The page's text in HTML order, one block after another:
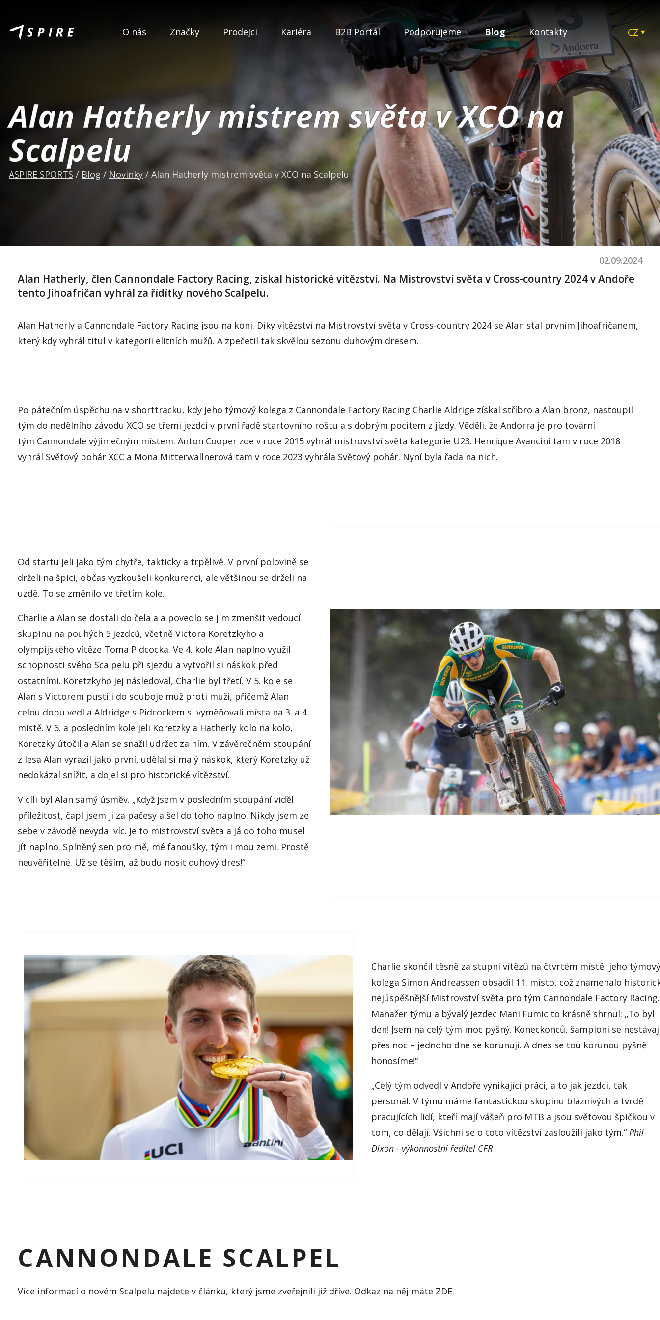
O nás Značky Prodejci Kariéra B2B Portál Podporujeme Blog Kontakty
CZ
EN
SK
HU
PL
Alan Hatherly mistrem světa v XCO na
Scalpelu
ASPIRE SPORTS / Blog / Novinky / Alan Hatherly mistrem světa v XCO na Scalpelu
02.09.2024
Alan Hatherly, člen Cannondale Factory Racing, získal historické vítězství. Na Mistrovství světa v Cross-country 2024 v Andoře
tento Jihoafričan vyhrál za řídítky nového Scalpelu.
Alan Hatherly a Cannondale Factory Racing jsou na koni. Díky vítězství na Mistrovství světa v Cross-country 2024 se Alan stal prvním Jihoafričanem,
který kdy vyhrál titul v kategorii elitních mužů. A zpečetil tak skvělou sezonu duhovým dresem.
Po pátečním úspěchu na v shorttracku, kdy jeho týmový kolega z Cannondale Factory Racing Charlie Aldrige získal stříbro a Alan bronz, nastoupil
tým do nedělního závodu XCO se třemi jezdci v první řadě startovního roštu a s dobrým pocitem z jízdy. Věděli, že Andorra je pro tovární
tým Cannondale výjimečným místem. Anton Cooper zde v roce 2015 vyhrál mistrovství světa kategorie U23. Henrique Avancini tam v roce 2018
vyhrál Světový pohár XCC a Mona Mitterwallnerová tam v roce 2023 vyhrála Světový pohár. Nyní byla řada na nich.
Od startu jeli jako tým chytře, takticky a trpělivě. V první polovině se
drželi na špici, občas vyzkoušeli konkurenci, ale většinou se drželi na
uzdě. To se změnilo ve třetím kole.
Charlie a Alan se dostali do čela a a povedlo se jim zmenšit vedoucí
skupinu na pouhých 5 jezdců, včetně Victora Koretzkyho a
olympijského vítěze Toma Pidcocka. Ve 4. kole Alan naplno využil
schopnosti svého Scalpelu při sjezdu a vytvořil si náskok před
ostatními. Koretzkyho jej následoval, Charlie byl třetí. V 5. kole se
Alan s Victorem pustili do souboje muž proti muži, přičemž Alan
celou dobu vedl a Aldridge s Pidcockem si vyměňovali místa na 3. a 4.
místě. V 6. a posledním kole jeli Koretzky a Hatherly kolo na kolo,
Koretzky útočil a Alan se snažil udržet za ním. V závěrečném stoupání
z lesa Alan vyrazil jako první, udělal si malý náskok, který Koretzky už
nedokázal snížit, a dojel si pro historické vítězství.
V cíli byl Alan samý úsměv. „Když jsem v posledním stoupání viděl
příležitost, čapl jsem ji za pačesy a šel do toho naplno. Nikdy jsem ze
sebe v závodě nevydal víc. Je to mistrovství světa a já do toho musel
jít naplno. Splněný sen pro mě, mé fanoušky, tým i mou zemi. Prostě
neuvěřitelné. Už se těším, až budu nosit duhový dres!“
Charlie skončil těsně za stupni vítězů na čtvrtém místě, jeho týmový
kolega Simon Andreassen obsadil 11. místo, což znamenalo
nejúspěšnější Mistrovství světa pro tým Cannondale Factory Racing.
Manažer týmu a bývalý jezdec Mani Fumic to krásně shrnul: „To byl
den! Jsem na celý tým moc pyšný. Koneckonců, šampioni se
přes noc – jednoho dne se korunují. A dnes se tou korunou pyšně
honosíme!“
„Celý tým odvedl v Andoře vynikající práci, a to jak jezdci, tak
personál. V týmu máme fantastickou skupinu bláznivých a tvrdě
pracujících lidí, kteří mají vášeň pro MTB a jsou světovou špičkou v
tom, co dělají. Všichni se o toto vítězství zasloužili jako tým.“ Phil
Dixon - výkonnostní ředitel CFR
CANNONDALE SCALPEL
Více informací o novém Scalpelu najdete v článku, který jsme zveřejnili již dříve. Odkaz na něj máte ZDE.